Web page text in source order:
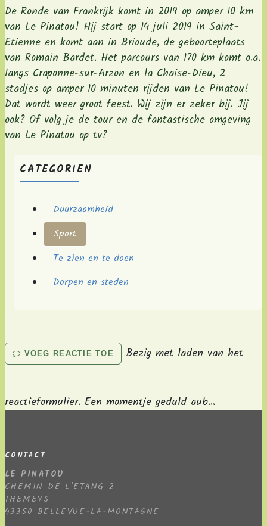
De Ronde van Frankrijk komt in 2019 op amper 10 km
van Le Pinatou! Hij start op 14 juli 2019 in Saint-
Etienne en komt aan in Brioude, de geboorteplaats
van Romain Bardet. Het parcours van 170 km komt o.a.
langs Craponne-sur-Arzon en la Chaise-Dieu, 2
stadjes op amper 10 minuten rijden van Le Pinatou!
Dat wordt weer groot feest. Wij zijn er zeker bij. Jij
ook? Of volg je de tour en de fantastische omgeving
van Le Pinatou op tv?
CATEGORIEN
Duurzaamheid
Sport
Te zien en te doen
Dorpen en steden
VOEG REACTIE TOE Bezig met laden van het
reactieformulier. Een momentje geduld aub...
CONTACT
LE PINATOU
CHEMIN DE L'ETANG 2
THEMEYS
43350 BELLEVUE-LA-MONTAGNE